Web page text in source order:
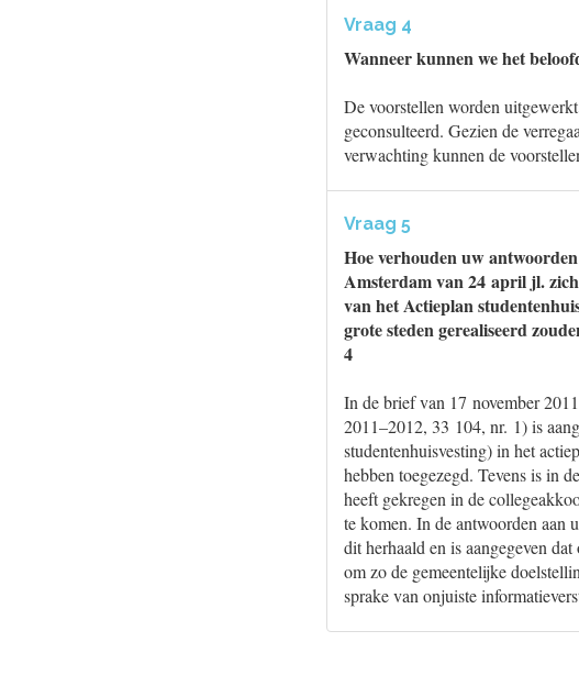
Vraag 4
Wanneer kunnen we het
De voorstellen worden
geconsulteerd. Gezien de
verwachting kunnen de
Vraag 5
Hoe verhouden uw
Amsterdam van 24 april jl.
van het Actieplan
grote steden gerealiseerd
4
In de brief van 17 november
2011–2012, 33 104, nr. 1) is
studentenhuisvesting) in het
hebben toegezegd. Tevens is in
heeft gekregen in de
te komen. In de antwoorden
dit herhaald en is aangegeven
om zo de gemeentelijke
sprake van onjuiste